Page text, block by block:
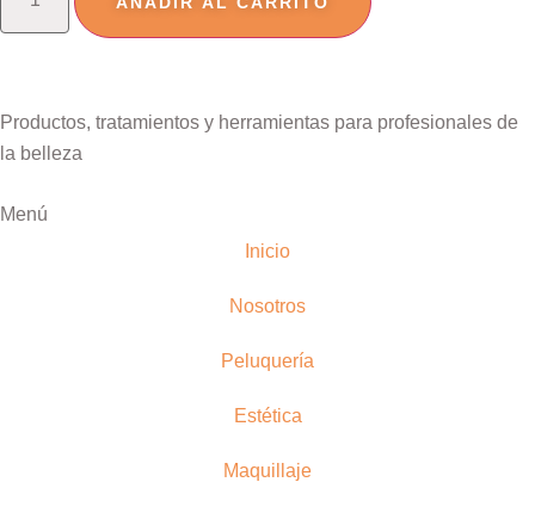
Productos, tratamientos y herramientas para profesionales de
la belleza
Menú
Inicio
Nosotros
Peluquería
Estética
Maquillaje